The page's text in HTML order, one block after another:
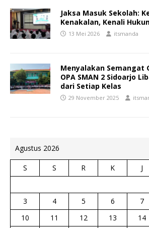
Jaksa Masuk Sekolah:
Kenakalan, Kenali
13 Mei 2026 itsmanda
Menyalakan Semangat
OPA SMAN 2 Sidoarjo
dari Setiap Kelas
29 November 2025
Agustus 2026
S S R K J
3
4 5 6 7
10
11 12 13 14